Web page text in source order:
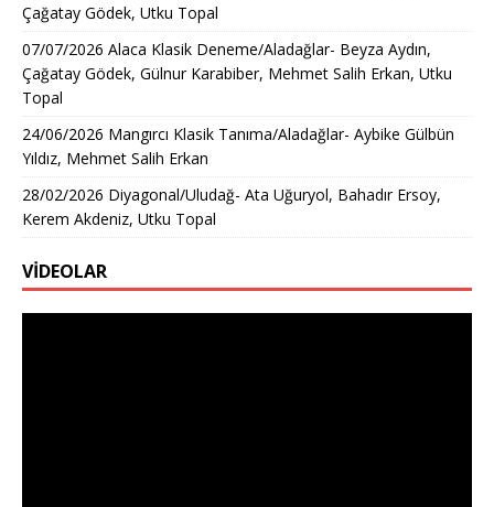
Çağatay Gödek, Utku Topal
07/07/2026 Alaca Klasik Deneme/Aladağlar- Beyza Aydın,
Çağatay Gödek, Gülnur Karabiber, Mehmet Salih Erkan, Utku
Topal
24/06/2026 Mangırcı Klasik Tanıma/Aladağlar- Aybike Gülbün
Yıldız, Mehmet Salih Erkan
28/02/2026 Diyagonal/Uludağ- Ata Uğuryol, Bahadır Ersoy,
Kerem Akdeniz, Utku Topal
VİDEOLAR